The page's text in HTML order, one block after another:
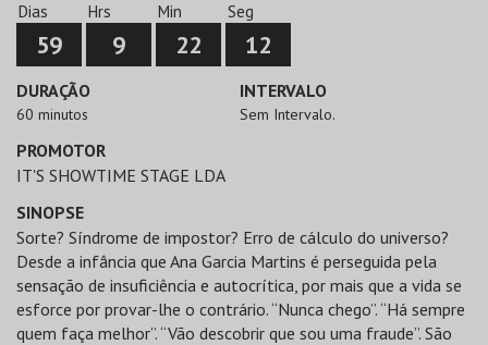
Dias
59
Hrs
9
Min
22
Seg
12
DURAÇÃO
60 minutos
INTERVALO
Sem Intervalo.
PROMOTOR
IT'S SHOWTIME STAGE LDA
SINOPSE
Sorte? Síndrome de impostor? Erro de cálculo do universo?
Desde a infância que Ana Garcia Martins é perseguida pela
sensação de insuficiência e autocrítica, por mais que a vida se
esforce por provar-lhe o contrário. “Nunca chego”. “Há sempre
quem faça melhor”. “Vão descobrir que sou uma fraude”. São